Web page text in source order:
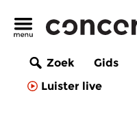
Zoek Gids
Luister live